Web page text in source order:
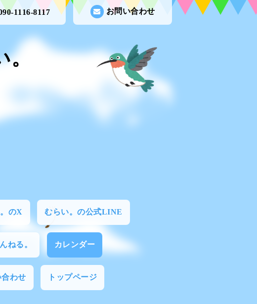
お問い合わせ
1116-8117
のX むらい。の公式LINE
ねる。 カレンダー
わせ トップページ